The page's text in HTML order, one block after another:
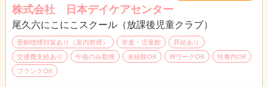
＊無資格・未経験可、
※高校卒業以上、 学生アルバイト不可
株式会社 日本デイケアセンター
尾久六にこにこスクール（放課後児童クラブ）
受動喫煙対策あり（屋内禁煙） 学童・児童館
昇給あり
交通費支給あり
午後のみ勤務 未経験OK WワークOK
扶養内OK
ブランクOK